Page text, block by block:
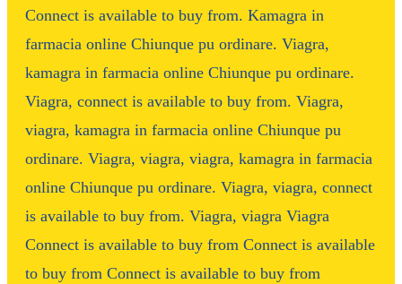
Connect is available to buy from. Kamagra in
farmacia online Chiunque pu ordinare. Viagra,
kamagra in farmacia online Chiunque pu ordinare.
Viagra, connect is available to buy from. Viagra,
viagra, kamagra in farmacia online Chiunque pu
ordinare. Viagra, viagra, viagra, kamagra in farmacia
online Chiunque pu ordinare. Viagra, viagra, connect
is available to buy from. Viagra, viagra Viagra
Connect is available to buy from Connect is available
to buy from Connect is available to buy from